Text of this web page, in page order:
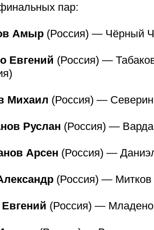
пар:
Амыр (Россия) — Чёрный
Евгений (Россия) —
Михаил (Россия) —
Руслан (Россия) —
Арсен (Россия) —
(Россия) —
(Россия) —